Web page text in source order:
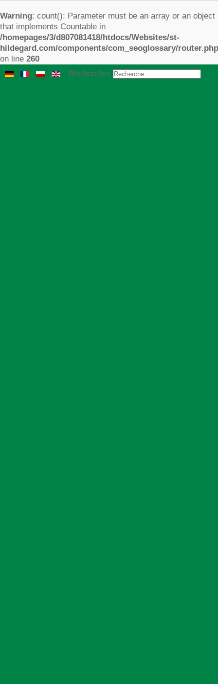
Warning: count(): Parameter must be an array or an object
that implements Countable in
/homepages/3/d807081418/htdocs/Websites/st-
hildegard.com/components/com_seoglossary/router.php
on line 260
Rechercher